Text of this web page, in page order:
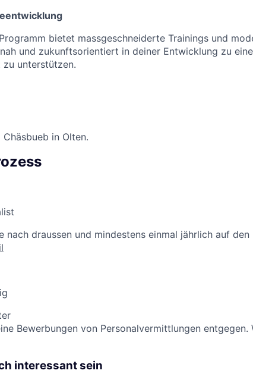
bietet massgeschneiderte Trainings und
und zukunftsorientiert in deiner Entwicklung zu
zu unterstützen.
in Olten.
nach draussen und mindestens einmal jährlich auf den
Bewerbungen von Personalvermittlungen entgegen.
interessant sein